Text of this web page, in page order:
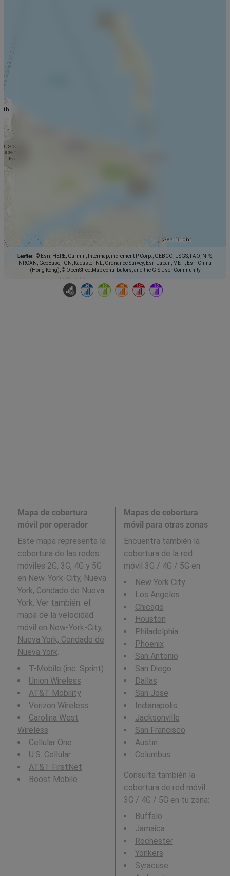
Leaflet
© Esri, HERE, Garmin, Intermap, increment P Corp., GEBCO, USGS, FAO, NPS,
NRCAN, GeoBase, IGN, Kadaster NL, Ordnance Survey, Esri Japan, METI, Esri China
(Hong Kong), © OpenStreetMap contributors, and the GIS User Community
Mapa de cobertura
móvil por operador
Este mapa representa la
cobertura de las redes
móviles 2G, 3G, 4G y 5G
en New-York-City, Nueva
York, Condado de Nueva
York. Ver también: el
mapa de la velocidad
móvil en New-York-City,
Nueva York, Condado de
Nueva York.
T-Mobile (inc. Sprint)
Union Wireless
AT&T Mobility
Verizon Wireless
Carolina West
Wireless
Cellular One
U.S. Cellular
AT&T FirstNet
Boost Mobile
Mapas de cobertura
móvil para otras zonas
Encuentra también la
cobertura de la red
móvil 3G / 4G / 5G en :
New York City
Los Angeles
Chicago
Houston
Philadelphia
Phoenix
San Antonio
San Diego
Dallas
San Jose
Indianapolis
Jacksonville
San Francisco
Austin
Columbus
Consulta también la
cobertura de red móvil
3G / 4G / 5G en tu zona:
Buffalo
Jamaica
Rochester
Yonkers
Syracuse